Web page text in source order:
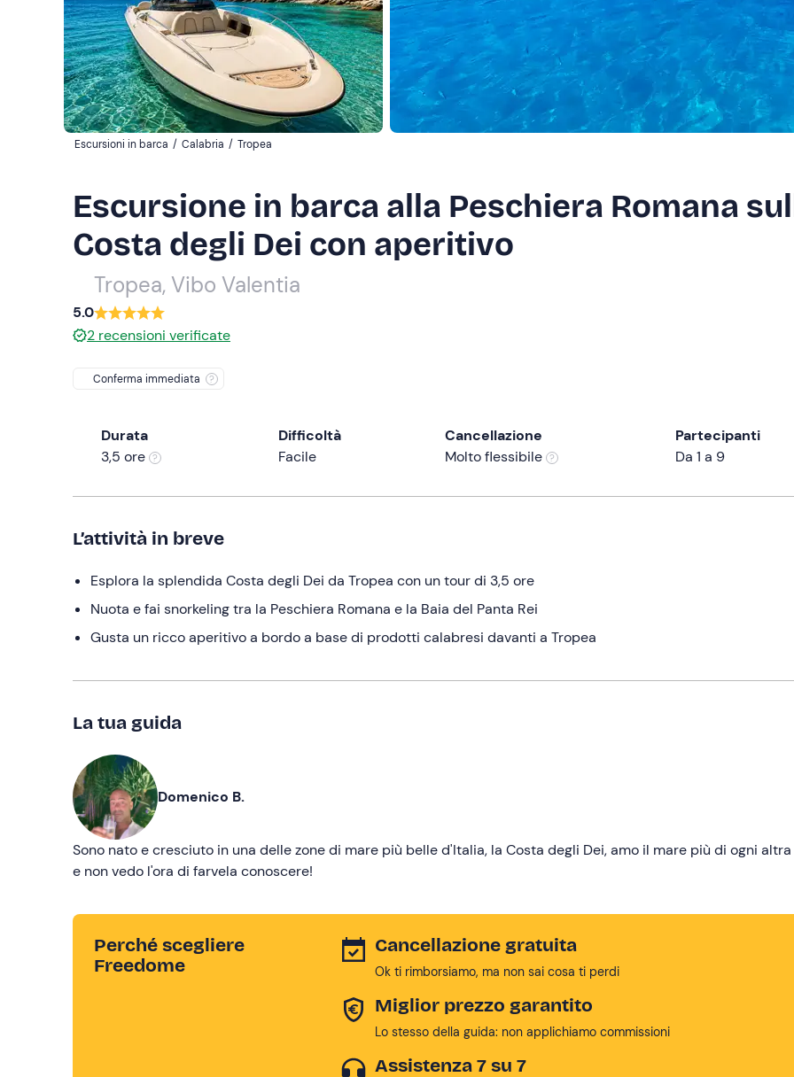
Escursioni in barca / Calabria / Tropea
Escursione in barca alla Peschiera Romana
Costa degli Dei con aperitivo
Tropea, Vibo Valentia
5.0
2 recensioni verificate
Conferma immediata
Durata
3,5 ore
Difficoltà
Facile
Cancellazione
Molto flessibile
Partecipanti
Da 1 a 9
L’attività in breve
Esplora la splendida Costa degli Dei da Tropea con un tour di 3,5 ore
Nuota e fai snorkeling tra la Peschiera Romana e la Baia del Panta Rei
Gusta un ricco aperitivo a bordo a base di prodotti calabresi davanti a Tropea
La tua guida
Domenico B.
Sono nato e cresciuto in una delle zone di mare più belle d'Italia, la Costa degli Dei, amo il mare più di ogni
e non vedo l'ora di farvela conoscere!
Perché scegliere
Freedome
Cancellazione gratuita
Ok ti rimborsiamo, ma non sai cosa ti perdi
Miglior prezzo garantito
Lo stesso della guida: non applichiamo commissioni
Assistenza 7 su 7